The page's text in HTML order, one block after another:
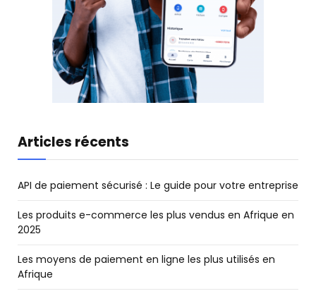
Articles récents
API de paiement sécurisé : Le guide pour votre entreprise
Les produits e-commerce les plus vendus en Afrique en
2025
Les moyens de paiement en ligne les plus utilisés en
Afrique